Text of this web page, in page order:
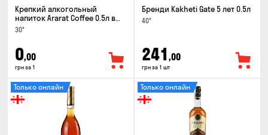
Крепкий алкогольный
напиток Ararat Coffee 0.5л в
коробке
30°
0,00
грн за 1
Бренди Kakheti Gate 5 лет 0.5л
40°
241 ,00
грн за 1 шт
Только онлайн Только онлайн